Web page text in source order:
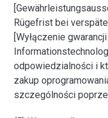
Rügefrist bei
[Wyłączenie
odpowiedzialności i
zakup
szczególności